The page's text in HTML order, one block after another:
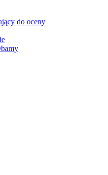
do oceny